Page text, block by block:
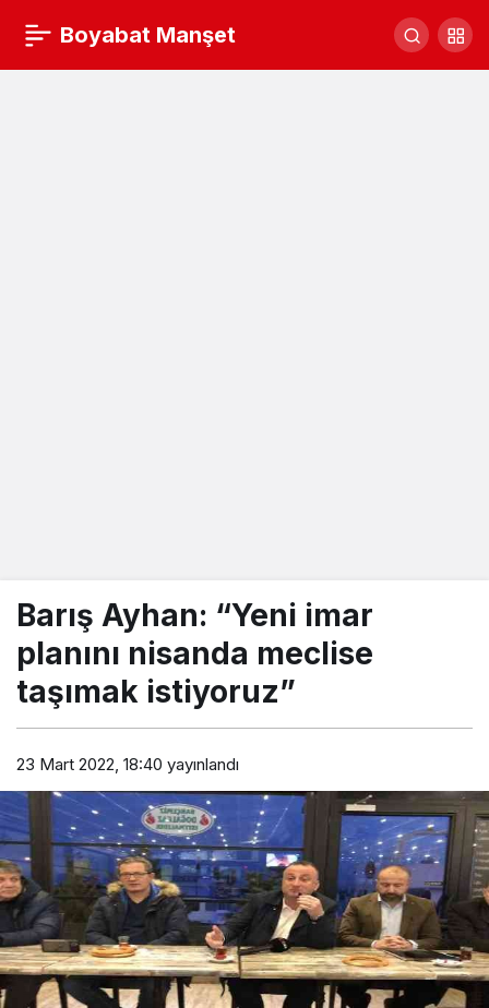
Boyabat Manşet
Barış Ayhan: “Yeni imar
planını nisanda meclise
taşımak istiyoruz”
23 Mart 2022, 18:40 yayınlandı
400 fidan toprakla buluştu